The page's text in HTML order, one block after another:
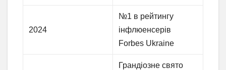
2024
№1 в рейтингу
інфлюенсерів
Forbes Ukraine
Грандіозне свято